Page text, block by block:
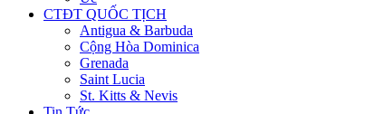
CTĐT QUỐC TỊCH
Antigua & Barbuda
Cộng Hòa Dominica
Grenada
Saint Lucia
St. Kitts & Nevis